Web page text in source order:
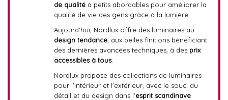
de qualitéà petits abordables pour améliorer la
qualité de vie des gens grâce à la lumière.
Aujourd'hui, Nordlux offre des luminaires au
design tendance, aux belles finitions bénéficiant
des dernières avancées techniques, à des prix
accessibles à tous.
Nordlux propose des collections de luminaires
pour l'intérieur et l'extérieur, avec le souci du
détail et du design dans l'esprit scandinave